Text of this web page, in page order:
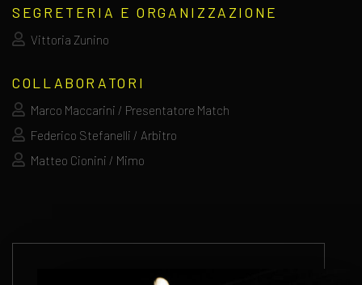
SEGRETERIA E ORGANIZZAZIONE
Vittoria Zunino
COLLABORATORI
Marco Maccarini / Presentatore Match
Federico Stefanelli / Arbitro
Matteo Cionini / Mimo